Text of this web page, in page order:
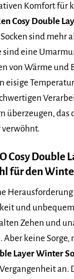
Komfort für
Cosy Double
sind mehr
sind eine
von Wärme und
eisige
überzeugen, das
Cosy Double
für den
Herausforderung
und
Zehen und
keine Sorge,
Layer Winter
an.